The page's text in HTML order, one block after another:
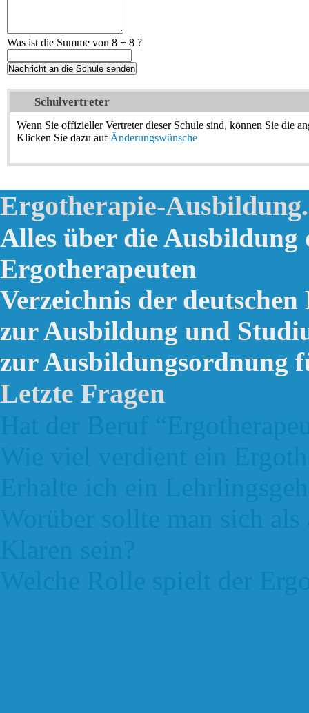
Was ist die Summe von 8 + 8 ?
Schulvertreter
Wenn Sie offizieller Vertreter dieser Schule sind, können Sie die
Klicken Sie dazu auf Änderungswünsche
Ergotherapie-
Alles über die Ausbildung
Ergotherapeuten
Verzeichnis der
zur Ausbildung und
zur Ausbildungsordnung
Letzte Fragen